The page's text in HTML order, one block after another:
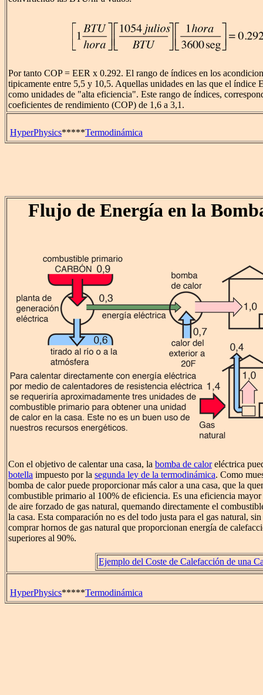
Por tanto COP = EER x 0.292. El rango de índices en los
tipicamente entre 5,5 y 10,5. Aquellas unidades en las que el índice
como unidades de "alta eficiencia". Este rango de índices,
coeficientes de rendimiento (COP) de 1,6 a 3,1.
HyperPhysics*****Termodinámica
Flujo de Energía en la
Con el objetivo de calentar una casa, la bomba de caloreléctrica
botella impuesto por la segunda ley de la termodinámica. Como
bomba de calor puede proporcionar más calor a una casa, que la
combustible primario al 100% de eficiencia. Es una eficiencia
de aire forzado de gas natural, quemando directamente el
la casa. Esta comparación no es del todo justa para el gas natural,
comprar hornos de gas natural que proporcionan energía de
superiores al 90%.
Ejemplo del Coste de Calefacción de una
HyperPhysics*****Termodinámica